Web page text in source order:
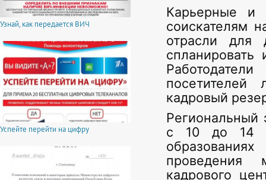
Узнай, как передается ВИЧ
Успейте перейти на цифру
Карьерные и
соискателям
отрасли для
спланировать
кадровый
Региональный
с 10 до 14
проведения
кадрового